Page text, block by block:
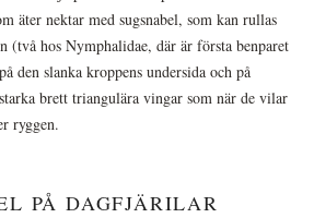
äter nektar med sugsnabel, som kan rullas
(två hos Nymphalidae, där är första benparet
den slanka kroppens undersida och på
brett triangulära vingar som när de vilar
ryggen.
PÅ DAGFJÄRILAR